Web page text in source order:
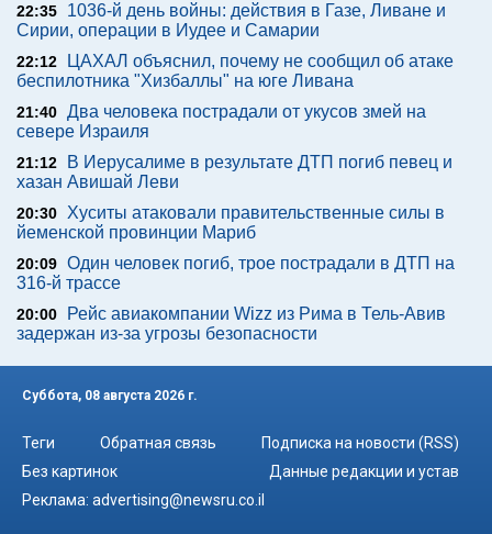
22:35
1036-й день войны: действия в Газе, Ливане и
Сирии, операции в Иудее и Самарии
22:12
ЦАХАЛ объяснил, почему не сообщил об атаке
беспилотника "Хизбаллы" на юге Ливана
21:40 Два человека пострадали от укусов змей на
севере Израиля
21:12
В Иерусалиме в результате ДТП погиб певец и
хазан Авишай Леви
20:30 Хуситы атаковали правительственные силы в
йеменской провинции Мариб
20:09 Один человек погиб, трое пострадали в ДТП на
316-й трассе
20:00
Рейс авиакомпании Wizz из Рима в Тель-Авив
задержан из-за угрозы безопасности
Суббота, 08 августа 2026 г.
Теги Обратная связь
Подписка на новости (RSS)
Без картинок
Данные редакции и устав
Реклама: advertising@newsru.co.il